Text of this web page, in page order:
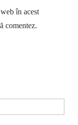
în acest
comentez.